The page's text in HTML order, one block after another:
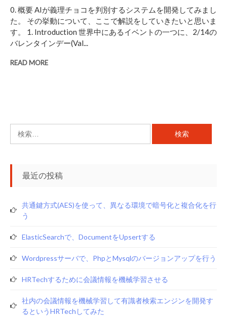
0. 概要 AIが義理チョコを判別するシステムを開発してみまし
た。 その挙動について、ここで解説をしていきたいと思いま
す。 1. Introduction 世界中にあるイベントの一つに、2/14の
バレンタインデー(Val...
READ MORE
索:
最近の投稿
共通鍵方式(AES)を使って、異なる環境で暗号化と複合化を行
う
ElasticSearchで、documentをupsertする
Wordpressサーバで、phpとmysqlのバージョンアップを行う
HRTechするために会議情報を機械学習させる
社内の会議情報を機械学習して有識者検索エンジンを開発す
るというHRTechしてみた